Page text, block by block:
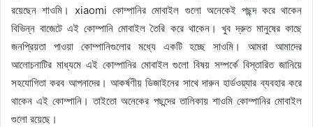
রয়েছেন শাওমি। xiaomi কোম্পানির মোবাইল গুলো অনেকেই পছন্দ করে থাকেন
বিভিন্ন বাজেটে এই কোম্পানি মোবাইল তৈরি করে থাকেন। খুব দ্রুত মানুষের কাছে
জনপ্রিয়তা পাওয়া কোম্পানিগুলোর মধ্যে একটি হচ্ছে সাওমি। আমরা আমাদের
আলোচনাটির মাধ্যমে এই কোম্পানির মোবাইল গুলো বিষয় সম্পর্কে বিস্তারিত জানিয়ে
সহযোগিতা করব আপনাদের। আকর্ষণীয় ডিজাইনের সাথে দারুন হার্ডওয়্যার ব্যবহার করে
থাকেন এই কোম্পানি। তাইতো অনেকের পছন্দের তালিকায় শাওমি কোম্পানির মোবাইল
গুলো রয়েছে।